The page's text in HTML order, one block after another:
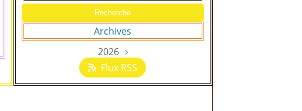
Archives
2026
Août(129)
Flux RSS